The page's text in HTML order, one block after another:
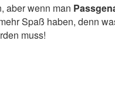
aber wenn man
Spaß haben, denn
muss!